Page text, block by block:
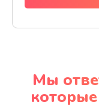
Мы